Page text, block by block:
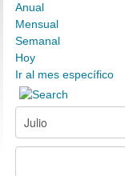
Anual
Mensual
Semanal
Hoy
Ir al mes específico